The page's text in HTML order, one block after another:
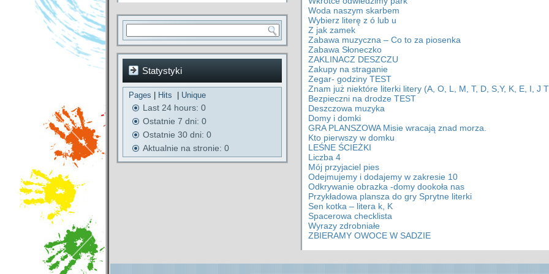
Statystyki
Pages Hits Unique
Last 24 hours: 0
Ostatnie 7 dni: 0
Ostatnie 30 dni: 0
Aktualnie na stronie: 0
Woda naszym skarbem
Wybierz literę z ó lub u
Z jak zamek
Zabawa muzyczna – Co to za piosenka
Zabawa Słoneczko
ZAKLINACZ DESZCZU
Zakupy na straganie
Zegar- godziny TEST
Znam już niektóre literki litery (A, O, L, M, T, D, S,Y, K, E, I, J
Bezpieczni na drodze TEST
Deszczowa muzyka
Domy i domki
GRA PLANSZOWA Misie wracają znad morza.
Kto pierwszy w domku
LEŚNE ŚCIEŻKI
Liczba 4
Mój przyjaciel pies
Odejmujemy i dodajemy w zakresie 10
Odkrywanie obrazka -domy dookoła nas
Przykładowa plansza do gry Sprytne literki
Sen kotka – litera k, K
Spacerowa checklista
Wyrazy zdrobniałe
ZBIERAMY OWOCE W SADZIE